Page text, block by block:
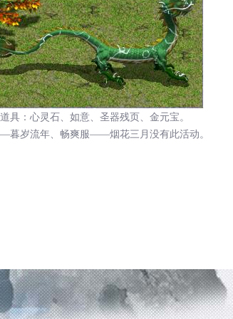
具：心灵石、如意、圣器残页、金元宝。
暮岁流年、畅爽服——烟花三月没有此活动。